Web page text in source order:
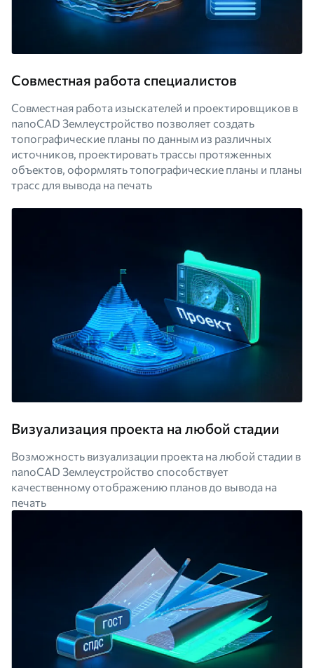
Совместная работа специалистов
Совместная работа изыскателей и проектировщиков в
nanoCAD Землеустройство позволяет создать
топографические планы по данным из различных
источников, проектировать трассы протяженных
объектов, оформлять топографические планы и планы
трасс для вывода на печать
Визуализация проекта на любой стадии
Возможность визуализации проекта на любой стадии в
nanoCAD Землеустройство способствует
качественному отображению планов до вывода на
печать